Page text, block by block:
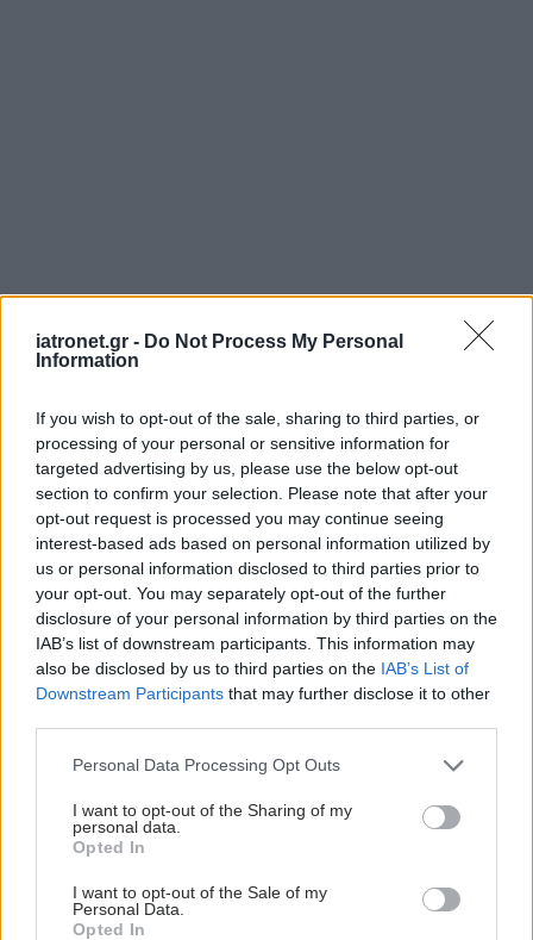
iatronet.gr - Do Not Process My Personal
Information
If you wish to opt-out of the sale, sharing to third parties, or
processing of your personal or sensitive information for
targeted advertising by us, please use the below opt-out
section to confirm your selection. Please note that after your
opt-out request is processed you may continue seeing
interest-based ads based on personal information utilized by
us or personal information disclosed to third parties prior to
your opt-out. You may separately opt-out of the further
disclosure of your personal information by third parties on the
IAB’s list of downstream participants. This information may
also be disclosed by us to third parties on the IAB’s List of
Downstream Participants that may further disclose it to other
Please note that this website/app uses one or more Google
not limited to your visit or usage behaviour. You may click to
grant or deny consent to Google and its third-party tags to
use your data for below specified purposes in below Google
consent section.
Personal Data Processing Opt Outs
I want to opt-out of the Sharing of my
personal data.
Opted In
I want to opt-out of the Sale of my
Personal Data.
Opted In